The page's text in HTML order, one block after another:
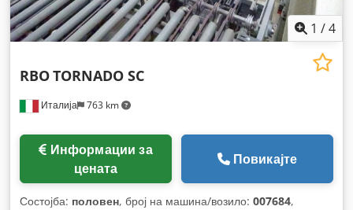
1 /4
Италија 763 km
RBOTORNADO SC
цената
Повикајте
Состојба: половен, број на машина/возило: 007684,